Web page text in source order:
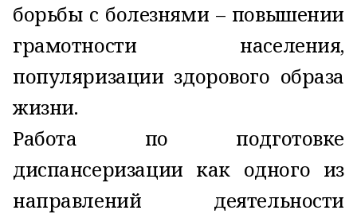
борьбы с болезнями – повышении
грамотности населения,
популяризации здорового образа
жизни.
Работа по подготовке
диспансеризации как одного из
направлений деятельности